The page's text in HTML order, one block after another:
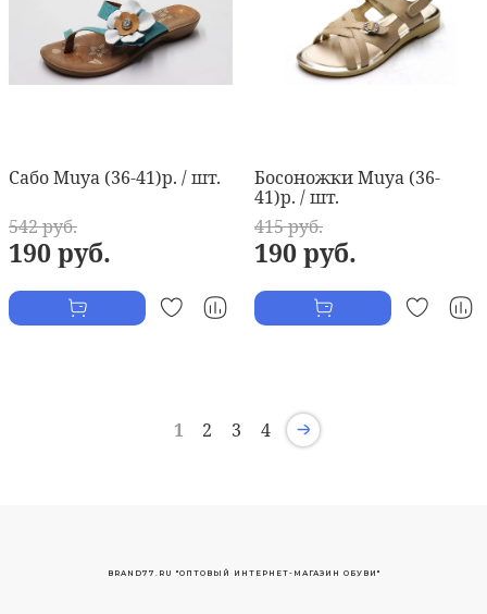
Сабо Muya (36-41)р. / шт.
542 руб.
190 руб.
Босоножки Muya (36-
41)р. / шт.
415 руб.
190 руб.
1 2 3 4
BRAND77.RU "ОПТОВЫЙ ИНТЕРНЕТ-МАГАЗИН ОБУВИ"